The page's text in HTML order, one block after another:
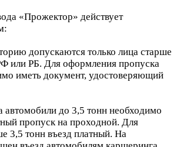
«Прожектор» действует
допускаются только лица старше
или РБ. Для оформления пропуска
иметь документ, удостоверяющий
автомобили до 3,5 тонн необходимо
пропуск на проходной. Для
3,5 тонн въезд платный. На